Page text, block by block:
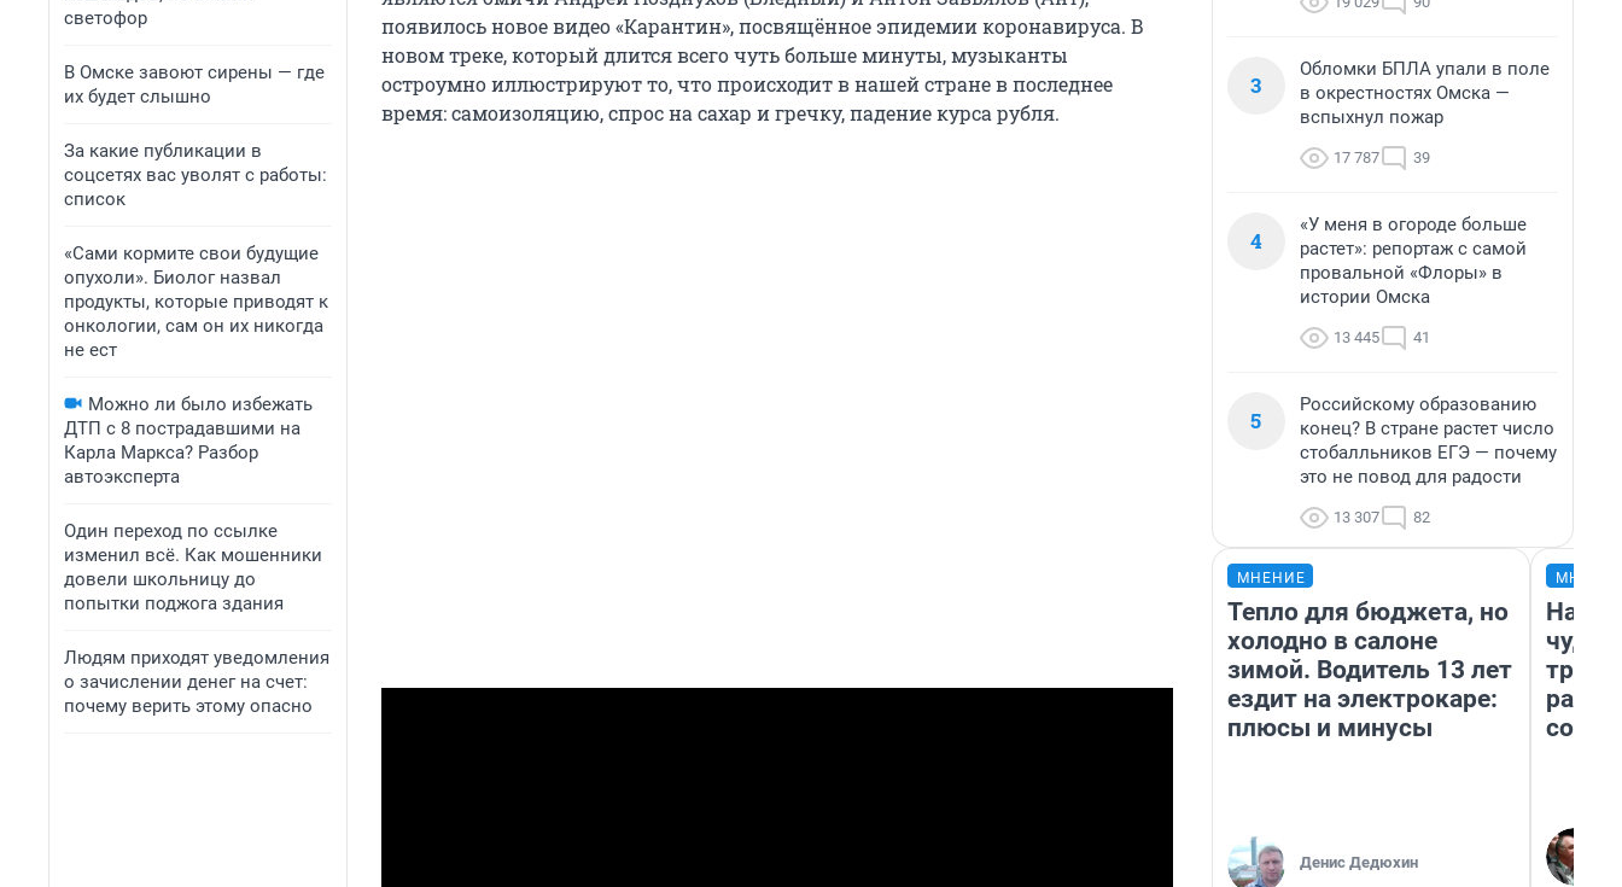
светофор
В Омске завоют сирены — где
их будет слышно
За какие публикации в
соцсетях вас уволят с работы:
список
«Сами кормите свои будущие
опухоли». Биолог назвал
продукты, которые приводят к
онкологии, сам он их никогда
не ест
Можно ли было избежать
ДТП с 8 пострадавшими на
Карла Маркса? Разбор
автоэксперта
Один переход по ссылке
изменил всё. Как мошенники
довели школьницу до
попытки поджога здания
Людям приходят уведомления
о зачислении денег на счет:
почему верить этому опасно
появилось новое видео «Карантин», посвящённое эпидемии коронавируса. В
новом треке, который длится всего чуть больше минуты, музыканты
остроумно иллюстрируют то, что происходит в нашей стране в последнее
время: самоизоляцию, спрос на сахар и гречку, падение курса рубля.
3
Обломки БПЛА упали в поле
в окрестностях Омска —
вспыхнул пожар
17 787 39
4
«У меня в огороде больше
растет»: репортаж с самой
провальной «Флоры» в
истории Омска
13 445 41
5
Российскому образованию
конец? В стране растет число
стобалльников ЕГЭ — почему
это не повод для радости
13 307 82
МНЕНИЕ
Тепло для бюджета, но
холодно в салоне
зимой. Водитель 13 лет
ездит на электрокаре:
плюсы и минусы
Денис Дедюхин